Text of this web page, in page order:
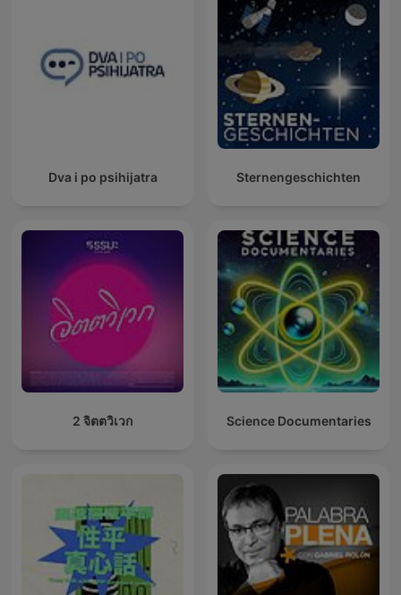
Dva i po psihijatra Sternengeschichten
2 จิตตวิเวก Science Documentaries